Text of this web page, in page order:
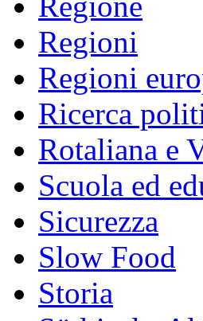
Regioni
Regioni
Ricerca
Rotaliana e
Scuola ed
Sicurezza
Slow Food
Storia